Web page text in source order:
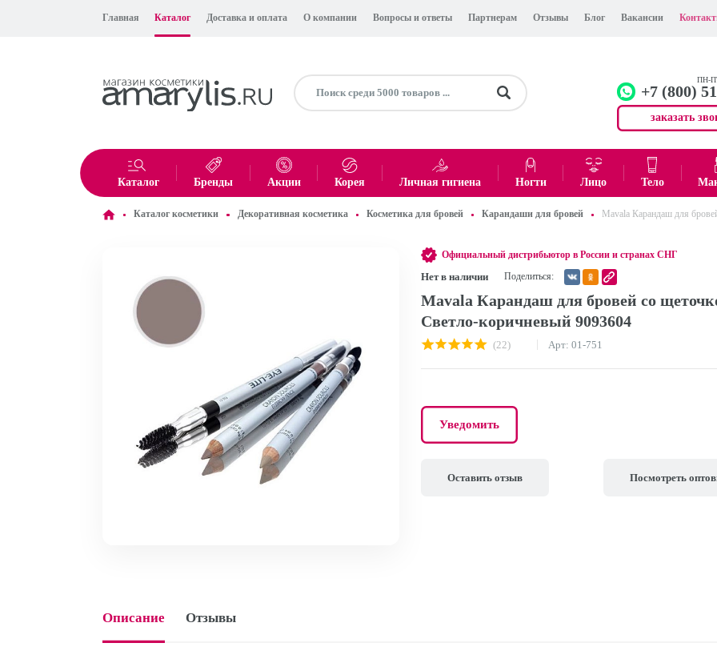
Главная Каталог Доставка и оплата О компании Вопросы и ответы Партнерам Отзывы Блог Вакансии
ПН-
+7 (800)
заказать
Офис +7 (499)
Итого: 0 ₽
Каталог Бренды Акции Корея Личная гигиена Ногти Лицо Тело
Каталог косметики Декоративная косметика Косметика для бровей Карандаши для бровей Mavala Карандаш для
Официальный дистрибьютор в России и странах СНГ
Нет в наличии Поделиться:
Mavala Карандаш для бровей со
Светло-коричневый 9093604
(22) Арт: 01-751
Уведомить
Оставить отзыв Посмотреть
Описание Отзывы